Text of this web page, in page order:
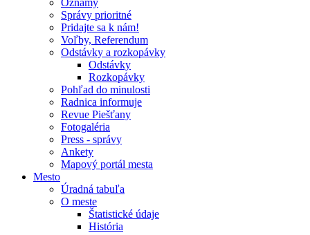
Oznamy
Správy prioritné
Pridajte sa k nám!
Voľby, Referendum
Odstávky a rozkopávky
Odstávky
Rozkopávky
Pohľad do minulosti
Radnica informuje
Revue Piešťany
Fotogaléria
Press - správy
Ankety
Mapový portál mesta
Mesto
Úradná tabuľa
O meste
Štatistické údaje
História